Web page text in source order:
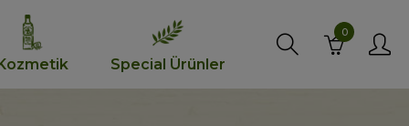
Special Ürünler
0